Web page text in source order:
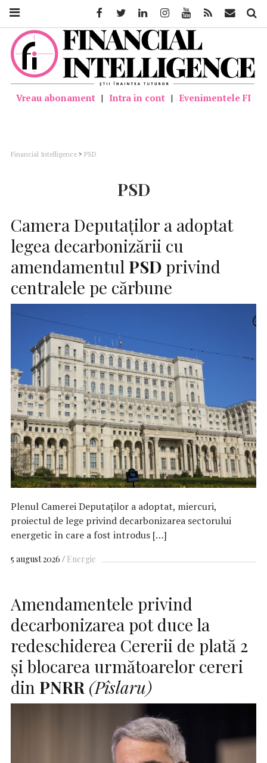
Vreau abonament | Intra in cont | Evenimentele FI
Financial Intelligence > PSD
PSD
Camera Deputaților a adoptat
legea decarbonizării cu
amendamentul PSD privind
centralele pe cărbune
Plenul Camerei Deputaţilor a adoptat, miercuri,
proiectul de lege privind decarbonizarea sectorului
energetic în care a fost introdus […]
5 august 2026 Energie
Amendamentele privind
decarbonizarea pot duce la
redeschiderea Cererii de plată 2
şi blocarea următoarelor cereri
din PNRR (Pîslaru)
FacebookTwitter LinkedinInstagramYoutube Feed Mail